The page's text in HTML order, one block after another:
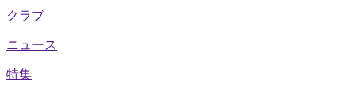
クラブ
ニュース
特集